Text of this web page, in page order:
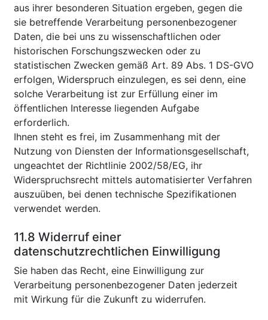
aus ihrer besonderen Situation ergeben, gegen die
sie betreffende Verarbeitung personenbezogener
Daten, die bei uns zu wissenschaftlichen oder
historischen Forschungszwecken oder zu
statistischen Zwecken gemäß Art. 89 Abs. 1 DS-GVO
erfolgen, Widerspruch einzulegen, es sei denn, eine
solche Verarbeitung ist zur Erfüllung einer im
öffentlichen Interesse liegenden Aufgabe
erforderlich.
Ihnen steht es frei, im Zusammenhang mit der
Nutzung von Diensten der Informationsgesellschaft,
ungeachtet der Richtlinie 2002/58/EG, ihr
Widerspruchsrecht mittels automatisierter Verfahren
auszuüben, bei denen technische Spezifikationen
verwendet werden.
11.8 Widerruf einer
datenschutzrechtlichen Einwilligung
Sie haben das Recht, eine Einwilligung zur
Verarbeitung personenbezogener Daten jederzeit
mit Wirkung für die Zukunft zu widerrufen.